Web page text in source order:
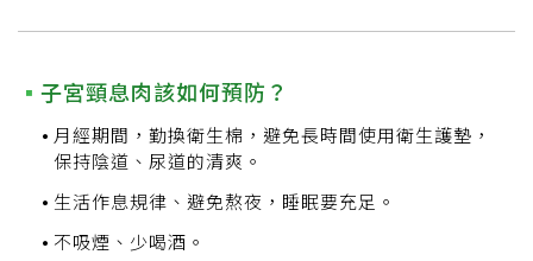
子宮頸息肉該如何預防？
月經期間，勤換衛生棉，避免長時間使用衛生護墊，
保持陰道、尿道的清爽。
生活作息規律、避免熬夜，睡眠要充足。
不吸煙、少喝酒。